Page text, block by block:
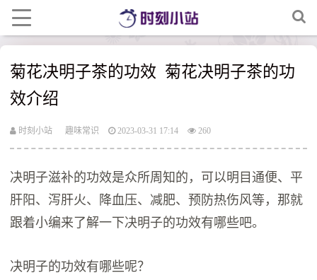
菊花决明子茶的功效 菊花决明子茶的功
效介绍
时刻小站 趣味常识 2023-03-31 17:14 260
决明子滋补的功效是众所周知的，可以明目通便、平
肝阳、泻肝火、降血压、减肥、预防热伤风等，那就
跟着小编来了解一下决明子的功效有哪些吧。
决明子的功效有哪些呢？